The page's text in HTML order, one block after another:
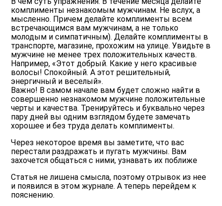
комплименты незнакомым мужчинам. Не вслух, а
мысленно. Причем делайте комплименты всем
встречающимся вам мужчинам, а не только
молодым и симпатичным). Делайте комплименты в
транспорте, магазине, прохожим на улице. Увидьте в
мужчине не менее трех положительных качеств.
Например, «Этот добрый. Какие у него красивые
волосы! Спокойный. А этот решительный,
энергичный и веселый».
Важно! В самом начале вам будет сложно найти в
совершенно незнакомом мужчине положительные
черты и качества. Тренируйтесь и буквально через
пару дней вы одним взглядом будете замечать
хорошее и без труда делать комплименты.
Через некоторое время вы заметите, что вас
перестали раздражать и пугать мужчины. Вам
захочется общаться с ними, узнавать их поближе
Статья не лишена смысла, поэтому отрывок из нее
и появился в этом журнале. А теперь перейдем к
пояснению.